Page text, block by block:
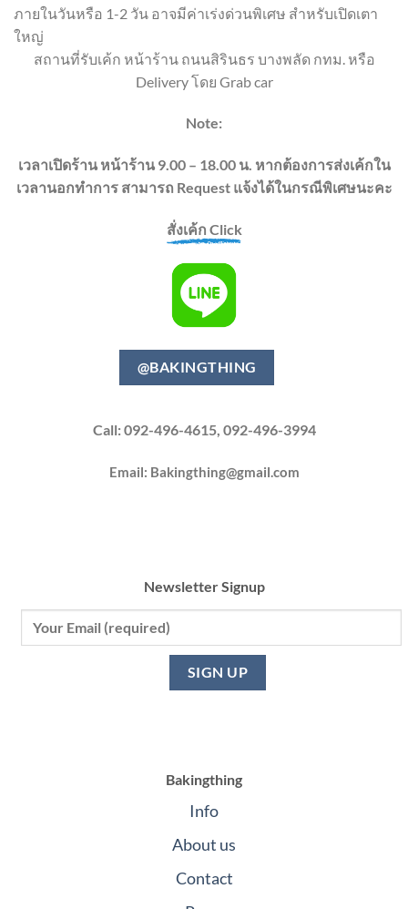
ภายในวันหรือ 1-2 วัน อาจมีค่าเร่งด่วนพิเศษ สำหรับเปิดเตา
ใหญ่
สถานที่รับเค้ก หน้าร้าน ถนนสิรินธร บางพลัด กทม. หรือ
Delivery โดย Grab car
Note:
เวลาเปิดร้าน หน้าร้าน 9.00 – 18.00 น. หากต้องการส่งเค้กใน
เวลานอกทำการ สามารถ Request แจ้งได้ในกรณีพิเศษนะคะ
สั่งเค้ก Click
@BAKINGTHING
Call: 092-496-4615, 092-496-3994
Email: Bakingthing@gmail.com
Newsletter Signup
Bakingthing
Info
About us
Contact